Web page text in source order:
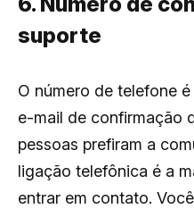
suporte
O número de telefone
e-mail de confirmação
pessoas prefiram a
ligação telefônica é a
entrar em contato.